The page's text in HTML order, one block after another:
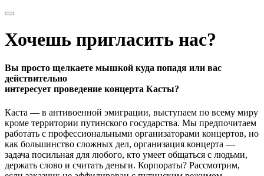
Хочешь пригласить нас?
Вы просто щелкаете мышкой куда попадя или вас
действительно
интересует проведение концерта Касты?
Каста — в антивоенной эмиграции, выступаем по всему миру
кроме территории путинского государства. Мы предпочитаем
работать с профессиональными организаторами концертов, но
как большинство сложных дел, организация концерта —
задача посильная для любого, кто умеет общаться с людьми,
держать слово и считать деньги. Корпораты? Рассмотрим,